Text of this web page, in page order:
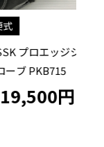
シリーズ B